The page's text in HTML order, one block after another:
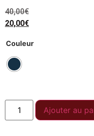
40,00€
20,00€
Couleur
Ajouter au